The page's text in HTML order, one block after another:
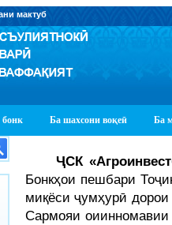
мактуб
бонк Ба шахсони воқеӣ Ба
ҶСК
Бонкҳои пешбари
миқёси ҷумҳурӣ
Сармояи оиинномавии